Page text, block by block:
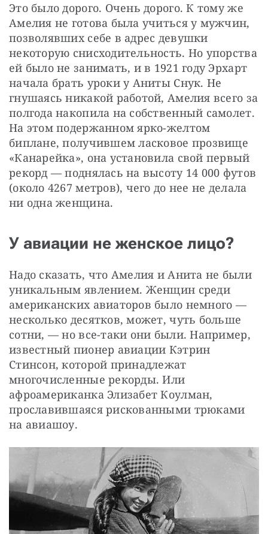
Это было дорого. Очень дорого. К тому же
Амелия не готова была учиться у мужчин,
позволявших себе в адрес девушки
некоторую снисходительность. Но упорства
ей было не занимать, и в 1921 году Эрхарт
начала брать уроки у Аниты Снук. Не
гнушаясь никакой работой, Амелия всего за
полгода накопила на собственный самолет.
На этом подержанном ярко-желтом
биплане, получившем ласковое прозвище
«Канарейка», она установила свой первый
рекорд — поднялась на высоту 14 000 футов
(около 4267 метров), чего до нее не делала
ни одна женщина.
У авиации не женское лицо?
Надо сказать, что Амелия и Анита не были
уникальным явлением. Женщин среди
американских авиаторов было немного —
несколько десятков, может, чуть больше
сотни, — но все-таки они были. Например,
известный пионер авиации Кэтрин
Стинсон, которой принадлежат
многочисленные рекорды. Или
афроамериканка Элизабет Коулман,
прославившаяся рискованными трюками
на авиашоу.